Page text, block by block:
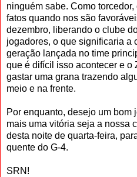
ninguém sabe. Como
fatos quando nos são
dezembro, liberando o clube
jogadores, o que significaria a
geração lançada no time
que é difícil isso acontecer e o
gastar uma grana trazendo
meio e na frente.
Por enquanto, desejo um bom
mais uma vitória seja a nossa
desta noite de quarta-feira,
quente do G-4.
SRN!